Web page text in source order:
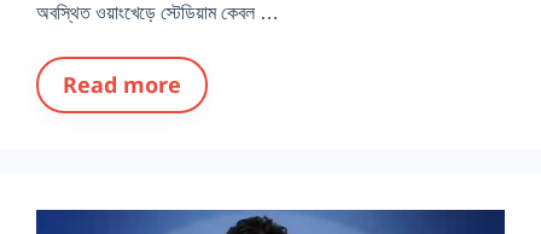
অবস্থিত ওয়াংখেড়ে স্টেডিয়াম কেবল …
Read more